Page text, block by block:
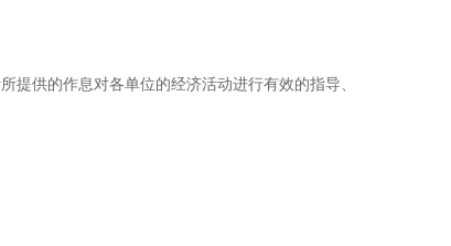
供的作息对各单位的经济活动进行有效的指导、